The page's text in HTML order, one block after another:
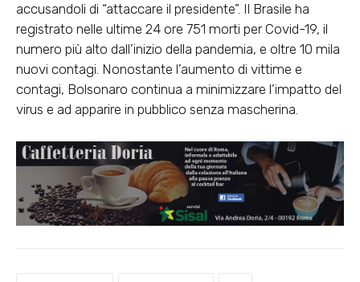
accusandoli di “attaccare il presidente”. Il Brasile ha
registrato nelle ultime 24 ore 751 morti per Covid-19, il
numero più alto dall’inizio della pandemia, e oltre 10 mila
nuovi contagi. Nonostante l’aumento di vittime e
contagi, Bolsonaro continua a minimizzare l’impatto del
virus e ad apparire in pubblico senza mascherina.